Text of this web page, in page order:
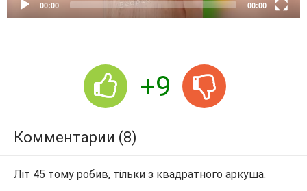
r
00:00 00:00
+9
Комментарии (8)
Літ 45 тому робив, тільки з квадратного аркуша.